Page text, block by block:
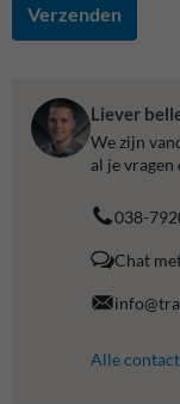
Verzenden
Liever
We zijn
al je vragen
038-
Chat
Alle